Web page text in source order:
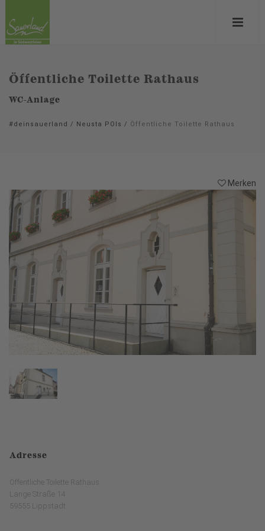
Öffentliche Toilette Rathaus
WC-Anlage
#deinsauerland / Neusta POIs / Öffentliche Toilette Rathaus
Merken
Adresse
Öffentliche Toilette Rathaus
Lange Straße 14
59555 Lippstadt